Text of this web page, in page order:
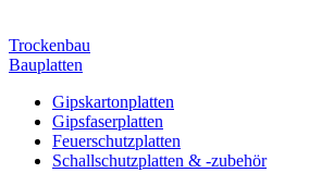
Trockenbau
Bauplatten
Gipskartonplatten
Gipsfaserplatten
Feuerschutzplatten
Schallschutzplatten & -zubehör